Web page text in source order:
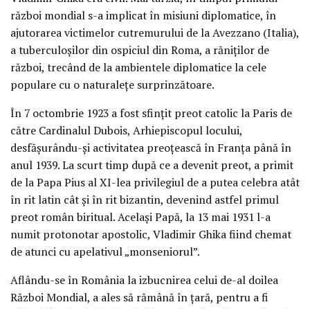
război mondial s-a implicat în misiuni diplomatice, în
ajutorarea victimelor cutremurului de la Avezzano (Italia),
a tuberculoşilor din ospiciul din Roma, a răniţilor de
război, trecând de la ambientele diplomatice la cele
populare cu o naturaleţe surprinzătoare.
În 7 octombrie 1923 a fost sfinţit preot catolic la Paris de
către Cardinalul Dubois, Arhiepiscopul locului,
desfăşurându-şi activitatea preoţească în Franţa până în
anul 1939. La scurt timp după ce a devenit preot, a primit
de la Papa Pius al XI-lea privilegiul de a putea celebra atât
în rit latin cât şi în rit bizantin, devenind astfel primul
preot român biritual. Acelaşi Papă, la 13 mai 1931 l-a
numit protonotar apostolic, Vladimir Ghika fiind chemat
de atunci cu apelativul „monseniorul”.
Aflându-se în România la izbucnirea celui de-al doilea
Război Mondial, a ales să rămână în ţară, pentru a fi